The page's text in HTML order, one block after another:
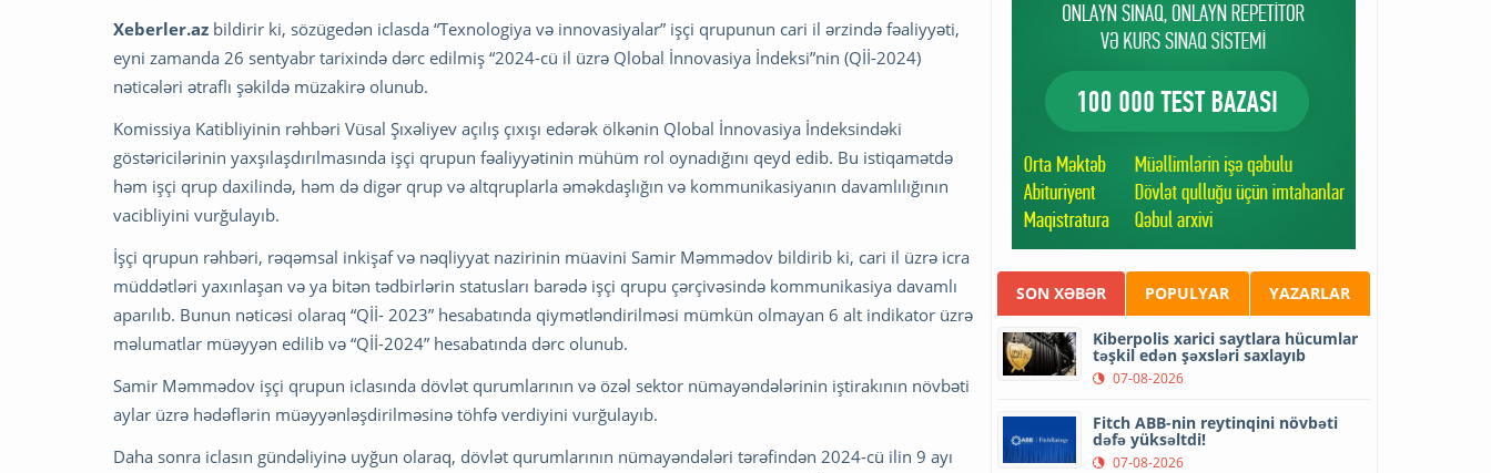
Xeberler.az bildirir ki, sözügedən iclasda “Texnologiya və innovasiyalar” işçi qrupunun cari il ərzində fəaliyyəti,
eyni zamanda 26 sentyabr tarixində dərc edilmiş “2024-cü il üzrə Qlobal İnnovasiya İndeksi”nin (Qİİ-2024)
nəticələri ətraflı şəkildə müzakirə olunub.
Komissiya Katibliyinin rəhbəri Vüsal Şıxəliyev açılış çıxışı edərək ölkənin Qlobal İnnovasiya İndeksindəki
göstəricilərinin yaxşılaşdırılmasında işçi qrupun fəaliyyətinin mühüm rol oynadığını qeyd edib. Bu istiqamətdə
həm işçi qrup daxilində, həm də digər qrup və altqruplarla əməkdaşlığın və kommunikasiyanın davamlılığının
vacibliyini vurğulayıb.
İşçi qrupun rəhbəri, rəqəmsal inkişaf və nəqliyyat nazirinin müavini Samir Məmmədov bildirib ki, cari il üzrə icra
müddətləri yaxınlaşan və ya bitən tədbirlərin statusları barədə işçi qrupu çərçivəsində kommunikasiya davamlı
aparılıb. Bunun nəticəsi olaraq “Qİİ- 2023” hesabatında qiymətləndirilməsi mümkün olmayan 6 alt indikator üzrə
məlumatlar müəyyən edilib və “Qİİ-2024” hesabatında dərc olunub.
Samir Məmmədov işçi qrupun iclasında dövlət qurumlarının və özəl sektor nümayəndələrinin iştirakının növbəti
aylar üzrə hədəflərin müəyyənləşdirilməsinə töhfə verdiyini vurğulayıb.
Daha sonra iclasın gündəliyinə uyğun olaraq, dövlət qurumlarının nümayəndələri tərəfindən 2024-cü ilin 9 ayı
SON XƏBƏR POPULYAR YAZARLAR
Kiberpolis xarici saytlara hücumlar
təşkil edən şəxsləri saxlayıb
07-08-2026
Fitch ABB-nin reytinqini növbəti
dəfə yüksəltdi!
07-08-2026